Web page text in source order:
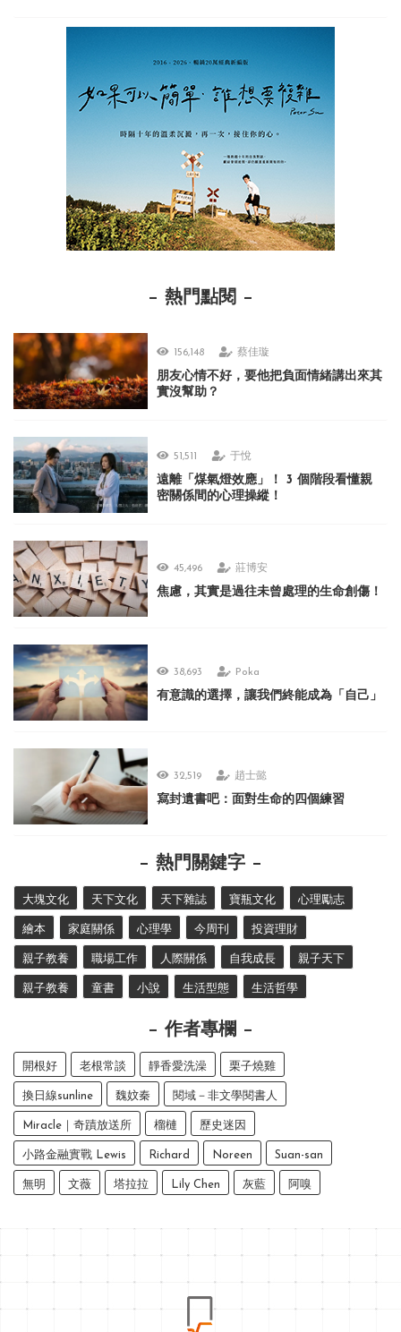
熱門點閱
156,148 蔡佳璇
朋友心情不好，要他把負面情緒講出來其
實沒幫助？
51,511 于悅
遠離「煤氣燈效應」！ 3 個階段看懂親
密關係間的心理操縱！
45,496 莊博安
焦慮，其實是過往未曾處理的生命創傷！
38,693 Poka
有意識的選擇，讓我們終能成為「自己」
32,519 趙士懿
寫封遺書吧：面對生命的四個練習
熱門關鍵字
大塊文化 天下文化 天下雜誌 寶瓶文化 心理勵志
繪本 家庭關係 心理學 今周刊 投資理財
親子教養 職場工作 人際關係 自我成長 親子天下
親子教養 童書 小說 生活型態 生活哲學
作者專欄
開根好 老根常談 靜香愛洗澡 栗子燒雞
換日線sunline 魏妏秦 閱域－非文學閱書人
Miracle｜奇蹟放送所 榴槤 歷史迷因
小路金融實戰 Lewis Richard Noreen Suan-san
無明 文薇 塔拉拉 Lily Chen 灰藍 阿嗅